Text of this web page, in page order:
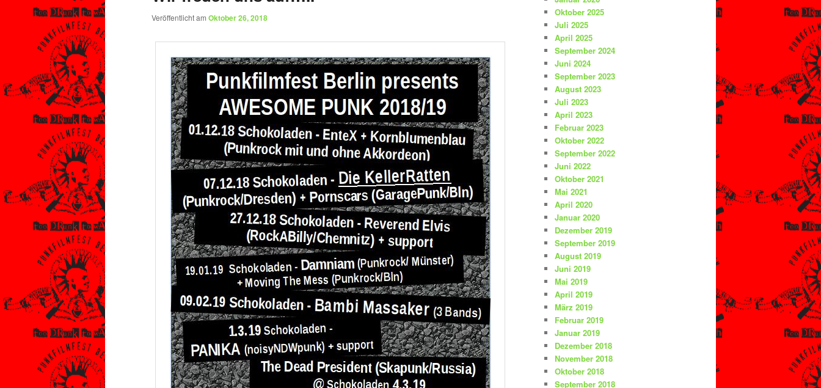
Veröffentlicht am Oktober 26, 2018
Oktober 2025
Juli 2025
April 2025
September 2024
Juni 2024
September 2023
August 2023
Juli 2023
April 2023
Februar 2023
Oktober 2022
September 2022
Juni 2022
Oktober 2021
Mai 2021
April 2020
Januar 2020
Dezember 2019
September 2019
August 2019
Juni 2019
Mai 2019
April 2019
März 2019
Februar 2019
Januar 2019
Dezember 2018
November 2018
Oktober 2018
September 2018